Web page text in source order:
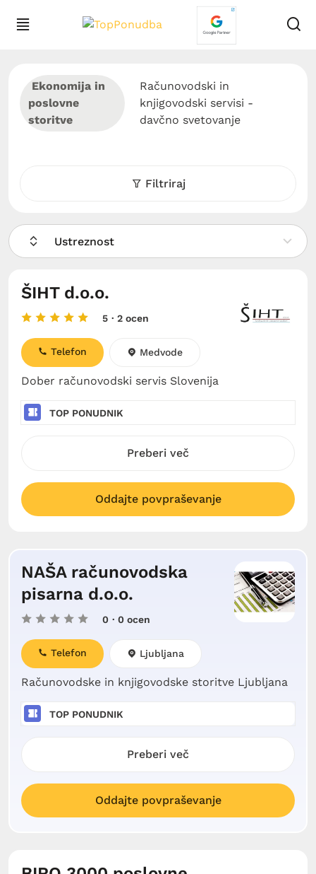
Ekonomija in
poslovne
storitve
Računovodski in
knjigovodski servisi -
davčno svetovanje
Filtriraj
Ustreznost
ŠIHT d.o.o.
5 · 2 ocen
Dober računovodski servis Slovenija
Telefon Medvode
TOP PONUDNIK
Preberi več
Oddajte povpraševanje
NAŠA računovodska
pisarna d.o.o.
0 · 0 ocen
Računovodske in knjigovodske storitve Ljubljana
Telefon Ljubljana
TOP PONUDNIK
Preberi več
Oddajte povpraševanje